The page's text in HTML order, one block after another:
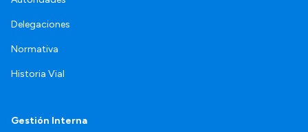
Delegaciones
Normativa
Historia Vial
Gestión Interna